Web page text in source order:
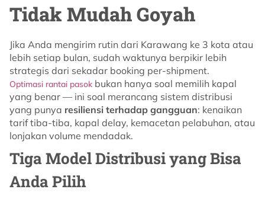
Tidak Mudah Goyah
Jika Anda mengirim rutin dari Karawang ke 3 kota atau
lebih setiap bulan, sudah waktunya berpikir lebih
strategis dari sekadar booking per-shipment.
Optimasi rantai pasok bukan hanya soal memilih kapal
yang benar — ini soal merancang sistem distribusi
yang punya resiliensi terhadap gangguan: kenaikan
tarif tiba-tiba, kapal delay, kemacetan pelabuhan, atau
lonjakan volume mendadak.
Tiga Model Distribusi yang Bisa
Anda Pilih